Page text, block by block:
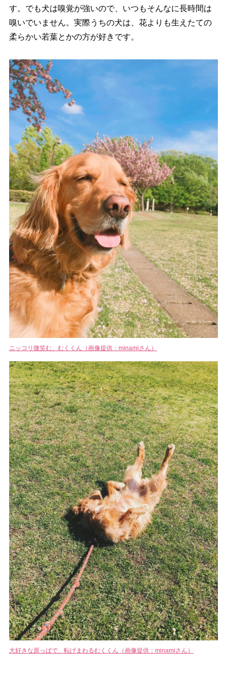
す。でも犬は嗅覚が強いので、いつもそんなに長時間は
嗅いでいません。実際うちの犬は、花よりも生えたての
柔らかい若葉とかの方が好きです。
ニッコリ微笑む、むくくん（画像提供：minamiさん）
大好きな原っぱで、転げまわるむくくん（画像提供：minamiさん）